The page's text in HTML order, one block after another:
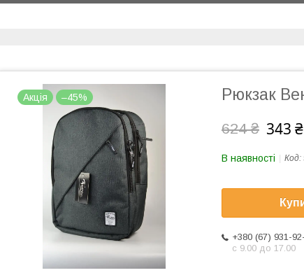
Акція –45% Рюкзак
624 ₴ 343 ₴
В наявності Код:
+380 (67) 931-
с 9.00 до 17.00